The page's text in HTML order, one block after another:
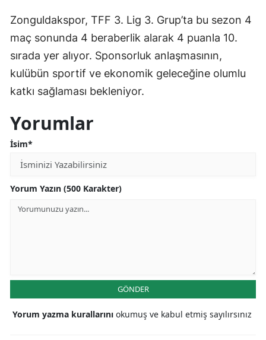
Zonguldakspor, TFF 3. Lig 3. Grup’ta bu sezon 4
maç sonunda 4 beraberlik alarak 4 puanla 10.
sırada yer alıyor. Sponsorluk anlaşmasının,
kulübün sportif ve ekonomik geleceğine olumlu
katkı sağlaması bekleniyor.
Yorumlar
İsim*
Yorum Yazın (500 Karakter)
GÖNDER
Yorum yazma kurallarını okumuş ve kabul etmiş sayılırsınız